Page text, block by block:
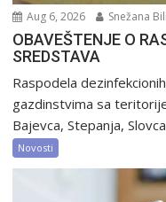
Aug 6, 2026 Snežana
OBAVEŠTENJE O
SREDSTAVA
Raspodela
gazdinstvima sa
Bajevca, Stepanja,
Novosti